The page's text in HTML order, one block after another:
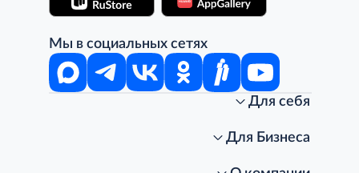
Мы в социальных сетях
Для себя
Стань клиентом METRO
Для Бизнеса